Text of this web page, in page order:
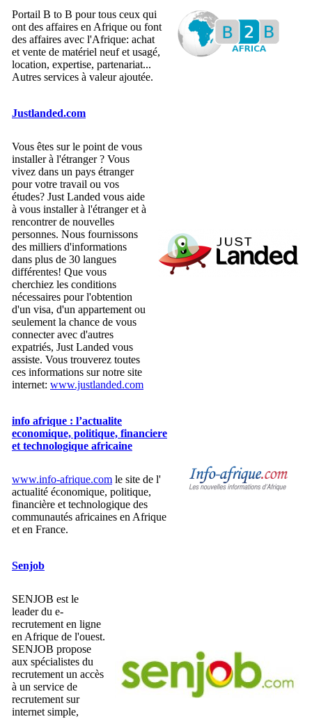
Portail B to B pour tous ceux qui
ont des affaires en Afrique ou font
des affaires avec l'Afrique: achat
et vente de matériel neuf et usagé,
location, expertise, partenariat...
Autres services à valeur ajoutée.
Justlanded.com
Vous êtes sur le point de vous
installer à l'étranger ? Vous
vivez dans un pays étranger
pour votre travail ou vos
études? Just Landed vous aide
à vous installer à l'étranger et à
rencontrer de nouvelles
personnes. Nous fournissons
des milliers d'informations
dans plus de 30 langues
différentes! Que vous
cherchiez les conditions
nécessaires pour l'obtention
d'un visa, d'un appartement ou
seulement la chance de vous
connecter avec d'autres
expatriés, Just Landed vous
assiste. Vous trouverez toutes
ces informations sur notre site
internet: www.justlanded.com​
info afrique : l’actualite
economique, politique, financiere
et technologique africaine
www.info-afrique.com le site de l'
actualité économique, politique,
financière et technologique des
communautés africaines en Afrique
et en France.
Senjob
SENJOB est le
leader du e-
recrutement en ligne
en Afrique de l'ouest.
SENJOB propose
aux spécialistes du
recrutement un accès
à un service de
recrutement sur
internet simple,